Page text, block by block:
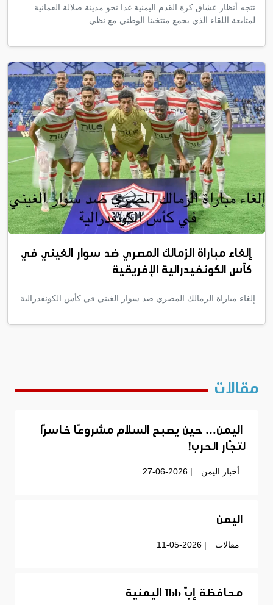
تتجه أنظار عشاق كرة القدم اليمنية غدا نحو مدينة صلالة العمانية
لمتابعة اللقاء الذي يجمع منتخبنا الوطني مع نظي...
إلغاء مباراة الزمالك المصري ضد سوار الغيني في
كأس الكونفيدرالية الإفريقية
إلغاء مباراة الزمالك المصري ضد سوار الغيني في كأس الكونفدرالية
مقالات
اليمن… حين يصبح السلام مشروعًا خاسرًا
لتجّار الحرب!
أخبار اليمن | 27-06-2026
اليمن
مقالات | 11-05-2026
محافظة إبّ Ibb اليمنية